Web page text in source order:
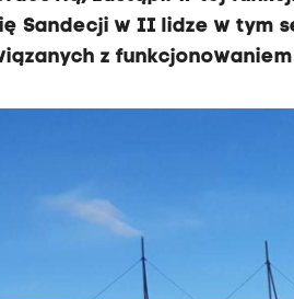
Sandecji w II lidze w tym
z